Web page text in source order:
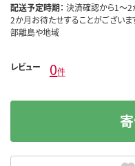
配送予定時期： 決済確認から1～2
2か月お待たせすることがござい
部離島や地域
レビュー 0件